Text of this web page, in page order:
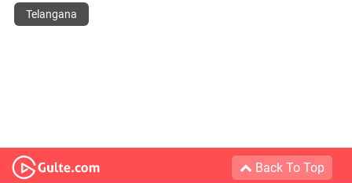
Telangana
Back To Top